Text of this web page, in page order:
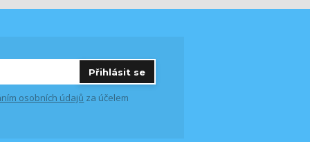
Přihlásit se
osobních údajů za účelem